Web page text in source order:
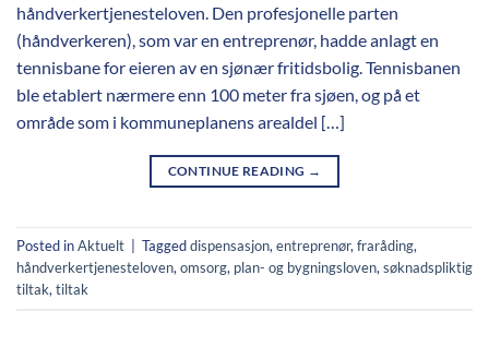
håndverkertjenesteloven. Den profesjonelle parten
(håndverkeren), som var en entreprenør, hadde anlagt en
tennisbane for eieren av en sjønær fritidsbolig. Tennisbanen
ble etablert nærmere enn 100 meter fra sjøen, og på et
område som i kommuneplanens arealdel […]
CONTINUE READING →
Posted inAktuelt Taggeddispensasjon, entreprenør, fraråding,
håndverkertjenesteloven, omsorg, plan- og bygningsloven, søknadspliktig
tiltak, tiltak